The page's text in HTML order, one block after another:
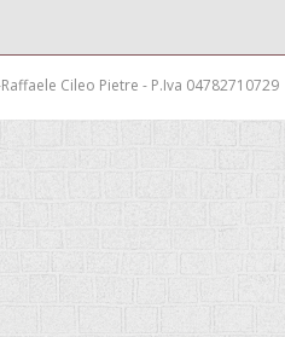
Cileo Pietre - P.Iva 04782710729